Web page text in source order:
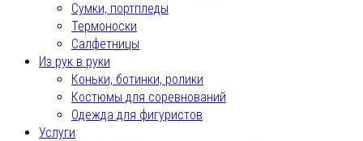
Сумки, портпледы
Термоноски
Салфетницы
Из рук в руки
Коньки, ботинки, ролики
Костюмы для соревнований
Одежда для фигуристов
Услуги